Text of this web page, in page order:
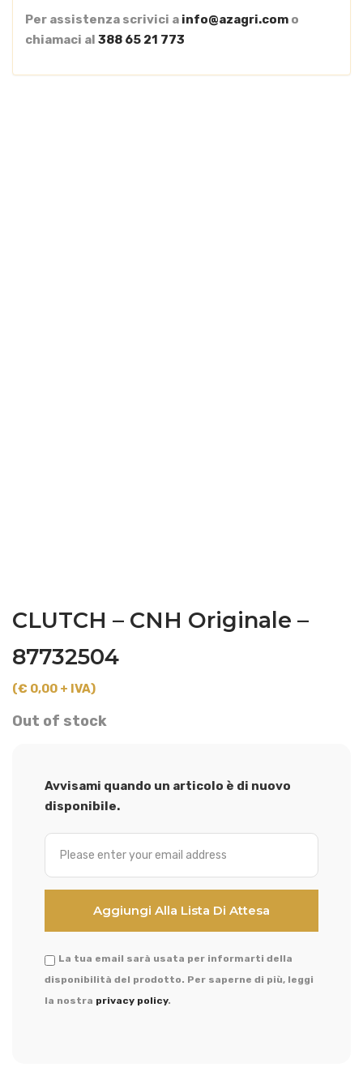
Per assistenza scrivici a info@azagri.com o
chiamaci al 388 65 21 773
CLUTCH – CNH Originale –
87732504
(€ 0,00 + IVA)
Out of stock
Avvisami quando un articolo è di nuovo
disponibile.
La tua email sarà usata per informarti della
disponibilità del prodotto. Per saperne di più, leggi
la nostra privacy policy.